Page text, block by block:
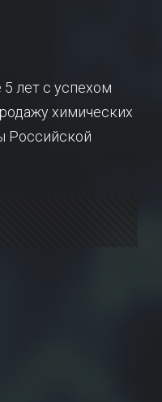
лет с успехом
химических
Российской